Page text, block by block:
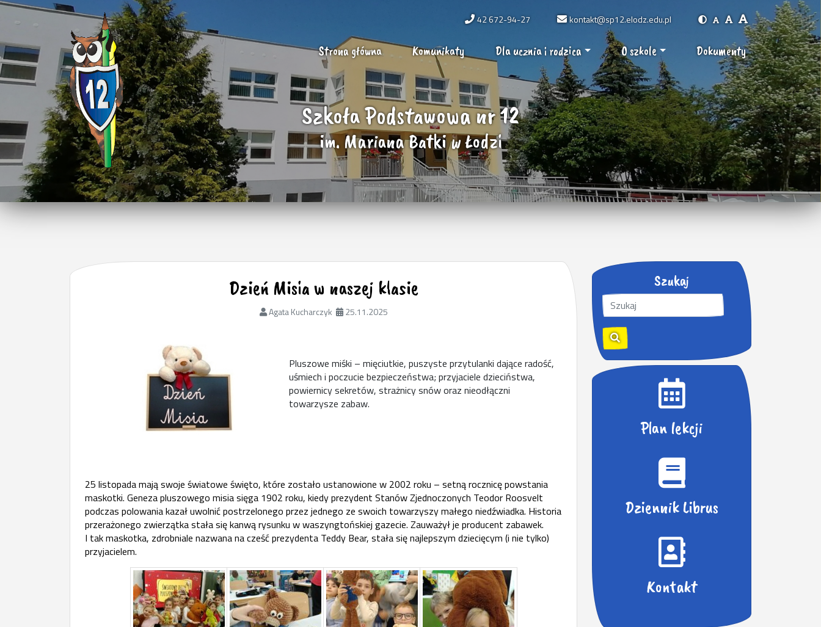
42 672-94-27 kontakt@sp12.elodz.edu.pl
Strona główna Komunikaty Dla ucznia i rodzica O szkole Dokumenty
Szkoła Podstawowa nr 12
im. Mariana Batki w Łodzi
Dzień Misia w naszej klasie
Agata Kucharczyk 25.11.2025
Pluszowe miśki – mięciutkie, puszyste przytulanki dające radość,
uśmiech i poczucie bezpieczeństwa; przyjaciele dzieciństwa,
powiernicy sekretów, strażnicy snów oraz nieodłączni
towarzysze zabaw.
25 listopada mają swoje światowe święto, które zostało ustanowione w 2002 roku – setną rocznicę powstania
maskotki. Geneza pluszowego misia sięga 1902 roku, kiedy prezydent Stanów Zjednoczonych Teodor Roosvelt
podczas polowania kazał uwolnić postrzelonego przez jednego ze swoich towarzyszy małego niedźwiadka. Historia
przerażonego zwierzątka stała się kanwą rysunku w waszyngtońskiej gazecie. Zauważył je producent zabawek.
I tak maskotka, zdrobniale nazwana na cześć prezydenta Teddy Bear, stała się najlepszym dziecięcym (i nie tylko)
przyjacielem.
Szukaj
S
z
u
k
a
Plan lekcji
Dziennik Librus
Kontakt